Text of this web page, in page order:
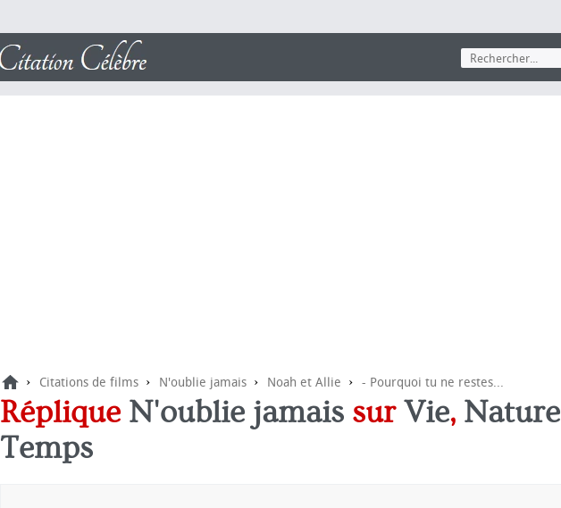
› Citations de films › N'oublie jamais › Noah et Allie › - Pourquoi tu ne restes...
Réplique N'oublie jamais sur Vie, Nature
Temps